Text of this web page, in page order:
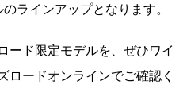
ラインアップとなります。
ード限定モデルを、ぜひワイ
ロードオンラインでご確認く